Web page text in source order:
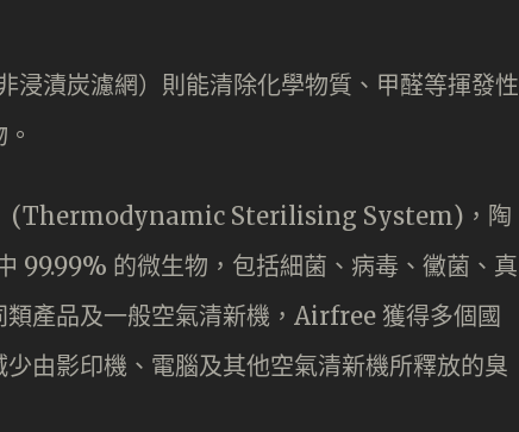
浸漬炭濾網）則能清除化學物質、甲醛等揮發性
」(Thermodynamic Sterilising System)，陶
99.99% 的微生物，包括細菌、病毒、黴菌、真
產品及一般空氣清新機，Airfree 獲得多個國
由影印機、電腦及其他空氣清新機所釋放的臭